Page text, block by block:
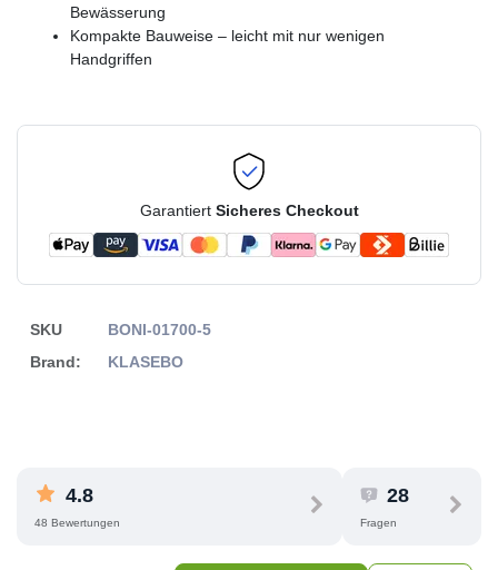
Bewässerung
Kompakte Bauweise – leicht mit nur wenigen
Handgriffen
Garantiert Sicheres Checkout
SKU
BONI-01700-5
Brand:
KLASEBO
4.8
48 Bewertungen
28
Fragen